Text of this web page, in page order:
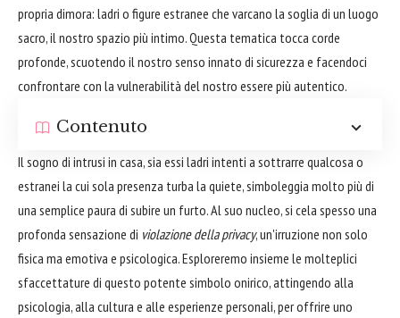
propria dimora: ladri o figure estranee che varcano la soglia di un luogo
sacro, il nostro spazio più intimo. Questa tematica tocca corde
profonde, scuotendo il nostro senso innato di sicurezza e facendoci
confrontare con la vulnerabilità del nostro essere più autentico.
Contenuto
Il sogno di intrusi in casa, sia essi ladri intenti a sottrarre qualcosa o
estranei la cui sola presenza turba la quiete, simboleggia molto più di
una semplice paura di subire un furto. Al suo nucleo, si cela spesso una
profonda sensazione di violazione della privacy, un'irruzione non solo
fisica ma emotiva e psicologica. Esploreremo insieme le molteplici
sfaccettature di questo potente simbolo onirico, attingendo alla
psicologia, alla cultura e alle esperienze personali, per offrire uno